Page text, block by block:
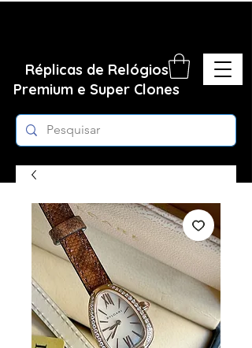
Réplicas de Relógios
Premium e Super Clones